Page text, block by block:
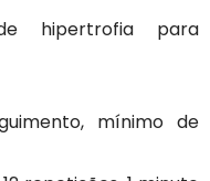
hipertrofia para
mínimo de